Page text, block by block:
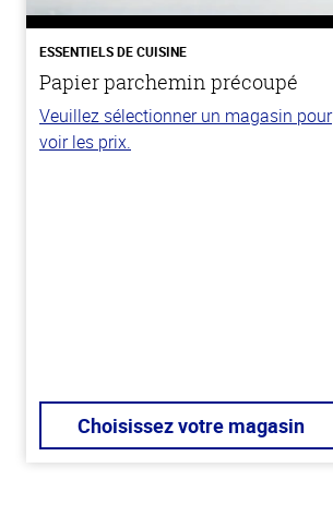
ESSENTIELS DE CUISINE
Papier parchemin précoupé
Veuillez sélectionner un magasin pour
voir les prix.
Choisissez votre magasin